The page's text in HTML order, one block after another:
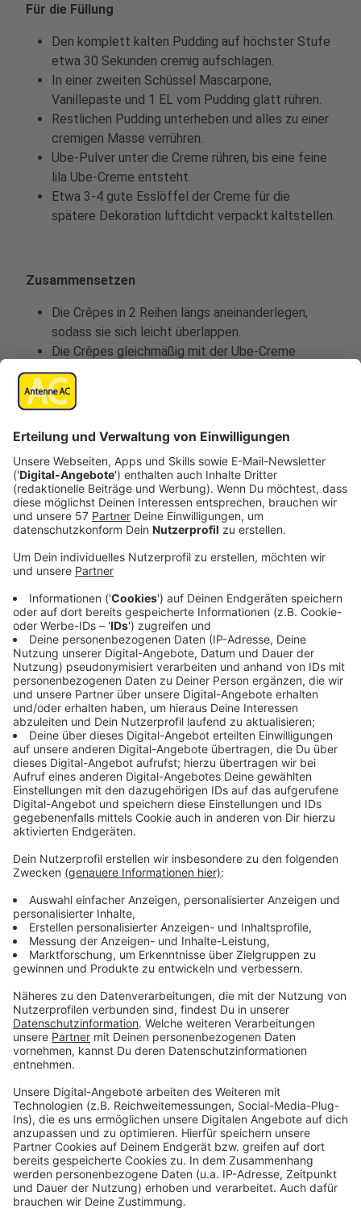
Für die Füllung
Den komplett kalten Pudding auf höchster Stufe
etwa 30 Sekunden cremig aufschlagen.
In einer zweiten Schüssel Mascarpone,
Vanillepaste und 1 EL vom Pudding glatt rühren.
Restlichen Pudding unterheben und alles zu einer
cremigen Masse verrühren.
Ube-Pulver unter die Creme rühren, bis eine feine
lila Ube-Creme entsteht.
Etwa 3-4 gute Esslöffel der Creme für die
spätere Dekoration luftdicht verpackt kaltstellen.
Zusammensetzen
Die Crêpes in 2 Reihen längs aneinanderlegen,
sodass sie sich leicht überlappen.
Die Crêpes gleichmäßig mit der Ube-Creme
bestreichen.
Alles von der kurzen Seite her so eng wie möglich
aufrollen.
Den Kuchen fest in Frischhaltefolie wickeln und
mindestens 2 Stunden kaltstellen.
Nach Belieben mit weißer Schokolade,
Kokoschips oder etwas Obst dekorieren.
Anzeige
Anzeige
Anzeige
Anzeige
Ube in Drinks und Desserts
Anzeige
Nicht nur Kuchen und Gebäck profitieren von Ube.
Auch in Getränken und cremigen Desserts zeigt die
Knolle ihr Potenzial. Vor allem der Ube Latte gilt schon
jetzt als einer der wichtigsten Trend-Drinks für 2026.
Er kombiniert die sanfte Süße von Ube mit Milch oder
Pflanzendrink und bringt eine besonders ansprechende
Ube Latte
Zutaten
1-2 TL Ube-Pulver
150 ml heiße Milch oder Pflanzendrink
1 TL Ahornsirup oder Zucker nach Geschmack